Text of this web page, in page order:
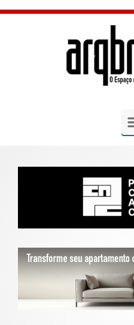
Skip to main content